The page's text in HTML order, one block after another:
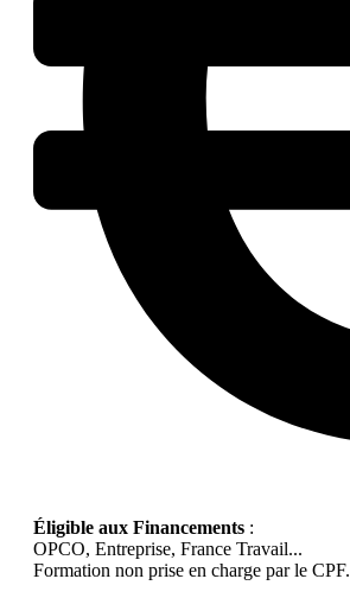
Éligible aux Financements :
OPCO, Entreprise, France Travail...
Formation non prise en charge par le CPF.